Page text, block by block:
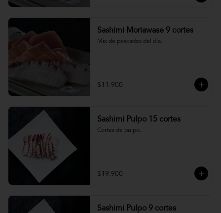
Sashimi Moriawase 9 cortes
Mix de pescados del día.
$11.900
Sashimi Pulpo 15 cortes
Cortes de pulpo.
$19.900
Sashimi Pulpo 9 cortes